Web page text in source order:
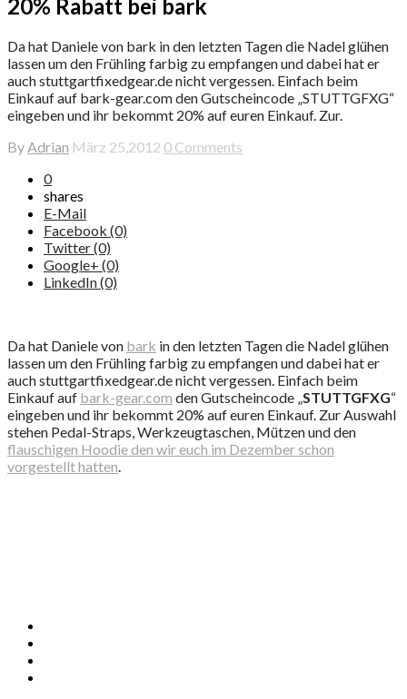
20% Rabatt bei bark
Da hat Daniele von bark in den letzten Tagen die Nadel glühen
lassen um den Frühling farbig zu empfangen und dabei hat er
auch stuttgartfixedgear.de nicht vergessen. Einfach beim
Einkauf auf bark-gear.com den Gutscheincode „STUTTGFXG“
eingeben und ihr bekommt 20% auf euren Einkauf. Zur.
ByAdrian März 25,2012 0 Comments
0
shares
E-Mail
Facebook (0)
Twitter (0)
Google+ (0)
LinkedIn (0)
Da hat Daniele von bark in den letzten Tagen die Nadel glühen
lassen um den Frühling farbig zu empfangen und dabei hat er
auch stuttgartfixedgear.de nicht vergessen. Einfach beim
Einkauf auf bark-gear.com den Gutscheincode „STUTTGFXG“
eingeben und ihr bekommt 20% auf euren Einkauf. Zur Auswahl
stehen Pedal-Straps, Werkzeugtaschen, Mützen und den
flauschigen Hoodie den wir euch im Dezember schon
vorgestellt hatten.